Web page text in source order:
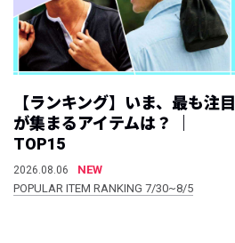
【ランキング】いま、最も注目
が集まるアイテムは？ ｜
TOP15
2026.08.06
NEW
POPULAR ITEM RANKING 7/30~8/5